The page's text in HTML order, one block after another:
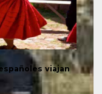
viajan